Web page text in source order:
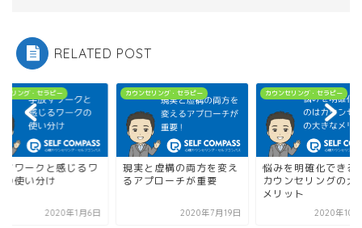
RELATED POST
カウンセリング・セラピー
現実と虚構の両方を変え
るアプローチが重要
2020年7月19日
カウンセリング・セラピー
悩みを明確化できるのは
カウンセリングの大きな
2020年10月25日
カウンセリング・セ